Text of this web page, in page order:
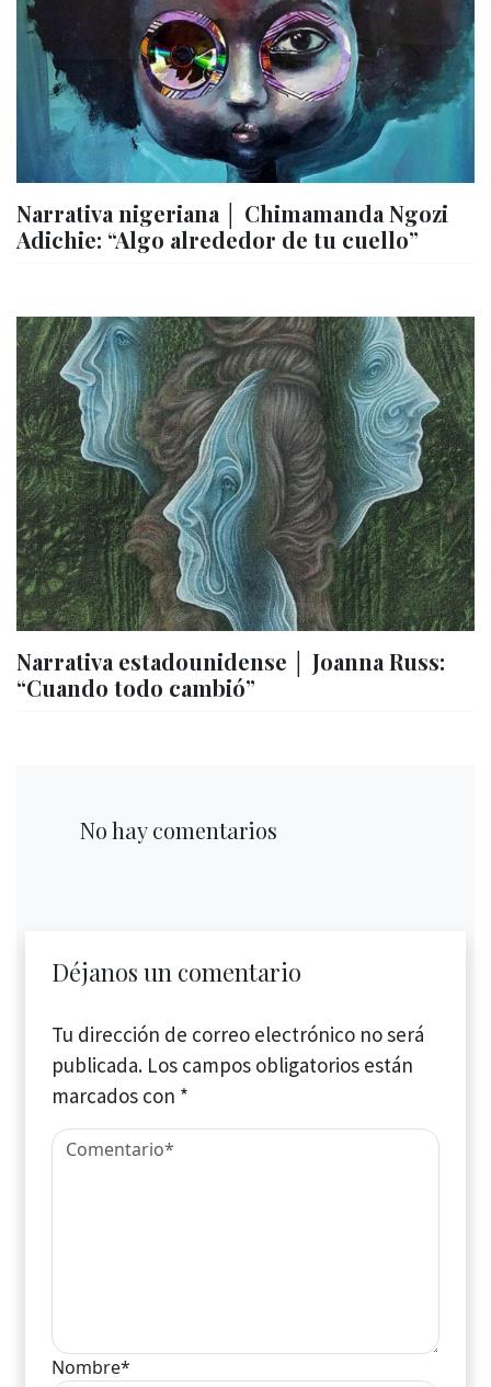
Narrativa nigeriana │ Chimamanda Ngozi
Adichie: “Algo alrededor de tu cuello”
Narrativa estadounidense │ Joanna Russ:
“Cuando todo cambió”
No hay comentarios
Déjanos un comentario
Tu dirección de correo electrónico no será
publicada. Los campos obligatorios están
marcados con *
Nombre*